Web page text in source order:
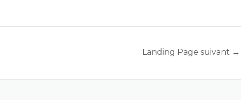
Landing Page suivant →